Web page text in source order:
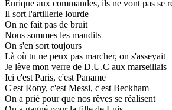
Enrique aux commandes, ils ne vont pas se
Il sort l'artillerie lourde
On ne fait pas de bruit
Nous sommes les maudits
On s'en sort toujours
Là où tu ne peux pas marcher, on s'asseyait
Je lève mon verre de D.U.C aux marseillais
Ici c'est Paris, c'est Paname
C'est Rony, c'est Messi, c'est Beckham
On a prié pour que nos rêves se réalisent